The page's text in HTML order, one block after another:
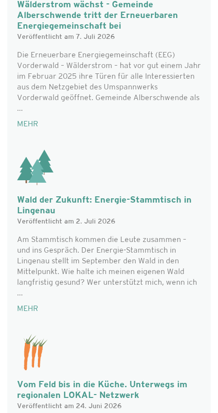
Wälderstrom wächst - Gemeinde
Alberschwende tritt der Erneuerbaren
Energiegemeinschaft bei
Veröffentlicht am 7. Juli 2026
Die Erneuerbare Energiegemeinschaft (EEG)
Vorderwald – Wälderstrom – hat vor gut einem Jahr
im Februar 2025 ihre Türen für alle Interessierten
aus dem Netzgebiet des Umspannwerks
Vorderwald geöffnet. Gemeinde Alberschwende als
...
MEHR
Wald der Zukunft: Energie-Stammtisch in
Lingenau
Veröffentlicht am 2. Juli 2026
Am Stammtisch kommen die Leute zusammen –
und ins Gespräch. Der Energie-Stammtisch in
Lingenau stellt im September den Wald in den
Mittelpunkt. Wie halte ich meinen eigenen Wald
langfristig gesund? Wer unterstützt mich, wenn ich
...
MEHR
Vom Feld bis in die Küche. Unterwegs im
regionalen LOKAL- Netzwerk
Veröffentlicht am 24. Juni 2026